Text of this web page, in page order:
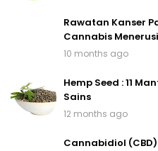
Rawatan Kanser
Cannabis
10 months ago
Hemp Seed : 11
Sains
12 months ago
Cannabidiol